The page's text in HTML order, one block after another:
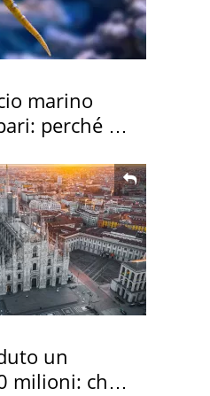
marino
perché è
un
milioni: chi